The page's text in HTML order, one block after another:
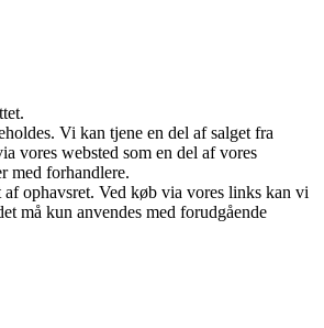
Vi kan tjene en del af salget fra
vores websted som en del af vores
med forhandlere.
ophavsret. Ved køb via vores links kan vi
må kun anvendes med forudgående